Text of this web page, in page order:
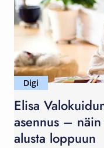
Digi
Elisa
asennus –
alusta loppuun